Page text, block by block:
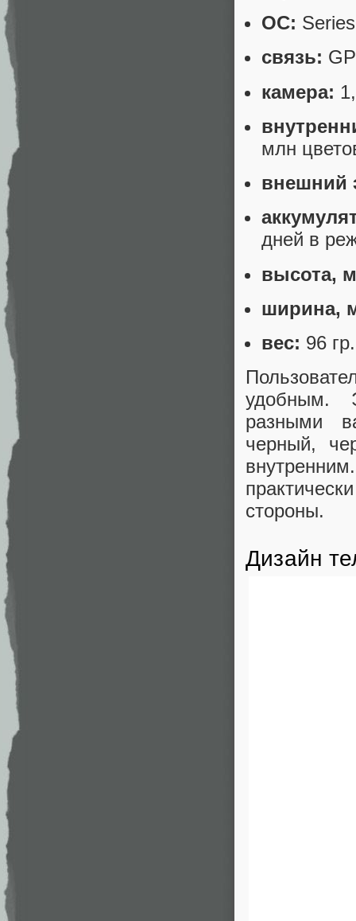
ОС:
связь:
камера:
млн
внешний
дней в
высота,
ширина,
вес: 96 гр.
удобным.
разными
черный,
стороны.
Дизайн